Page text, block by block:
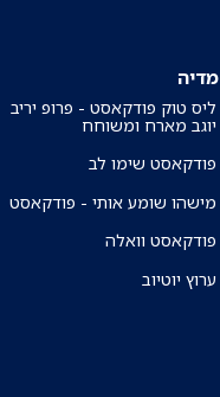
מדיה
ליס טוק פודקאסט - פרופ יריב
יוגב מארח ומשוחח
פודקאסט שימו לב
מישהו שומע אותי - פודקאסט
פודקאסט וואלה
ערוץ יוטיוב